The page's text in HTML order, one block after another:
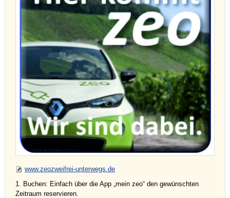
www.zeozweifrei-unterwegs.de
1. Buchen: Einfach über die App „mein zeo“ den gewünschten
Zeitraum reservieren.